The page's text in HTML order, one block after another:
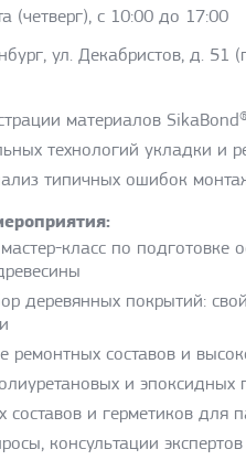
(четверг), с 10:00 до 17:00
ул. Декабристов, д. 51
материалов
технологий укладки и
типичных ошибок
класс по
деревянных покрытий:
ремонтных составов и
и эпоксидных
составов и герметиков для
консультации